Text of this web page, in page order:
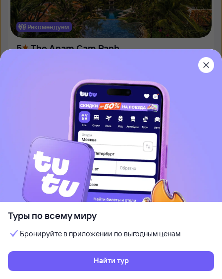
Рекомендуем
5 The Anam Cam Ranh
Идеально для отдыха парой
511 ⁠447 ⁠₽
12 авг, ср — 17 авг, пн
5 ночей, за двоих
Рекомендуем
Sala Tuy Hoa Beach
Туй Хоа, Вьетнам
Туры по всему миру
Бронируйте в приложении по выгодным ценам
Найти тур